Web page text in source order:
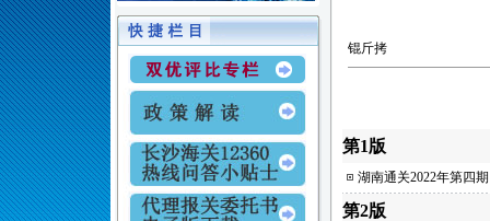
锟斤拷
第1版
湖南通关2022年第四
第2版